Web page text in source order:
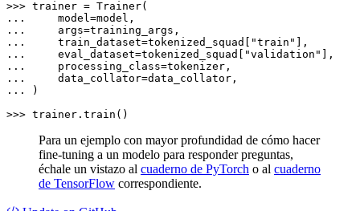
>>>
...
...
...
    train_dataset=tokenized_squad[
"train"
...
    eval_dataset=tokenized_squad[
"validation"
...
...
...
)
>>> trainer.train()
Para un ejemplo con mayor profundidad de cómo hacer
fine-tuning a un modelo para responder preguntas,
échale un vistazo al cuaderno de PyTorch o al cuaderno
de TensorFlow correspondiente.